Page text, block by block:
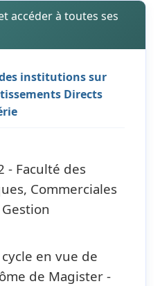
accéder à toutes ses
institutions sur
Directs
- Faculté des
Commerciales
en vue de
de Magister -